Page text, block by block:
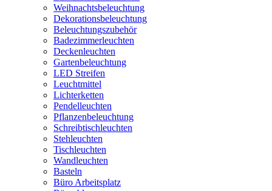
Weihnachtsbeleuchtung
Dekorationsbeleuchtung
Beleuchtungszubehör
Badezimmerleuchten
Deckenleuchten
Gartenbeleuchtung
LED Streifen
Leuchtmittel
Lichterketten
Pendelleuchten
Pflanzenbeleuchtung
Schreibtischleuchten
Stehleuchten
Tischleuchten
Wandleuchten
Basteln
Büro Arbeitsplatz